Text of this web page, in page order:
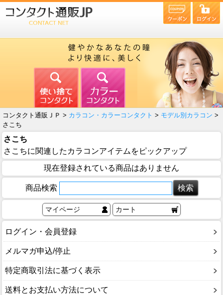
コンタクト通販ＪＰ > カラコン・カラーコンタクト > モデル別カラコン >
さこち
さこち
さこちに関連したカラコンアイテムをピックアップ
現在登録されている商品はありません
商品検索
マイページ カート
ログイン・会員登録
メルマガ申込/停止
特定商取引法に基づく表示
送料とお支払い方法について